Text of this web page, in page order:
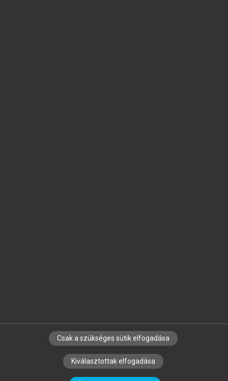
SZERZŐKNEK CÉGEKNEK KÖNYVTÁROSOKNAK
SZERKESZTÉSI ÉS LEKTORÁLÁSI ALAPELVEK
Csak a szükséges sütik elfogadása
Kiválasztottak elfogadása